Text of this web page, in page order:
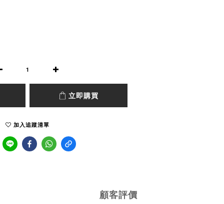
立即購買
加入追蹤清單
顧客評價